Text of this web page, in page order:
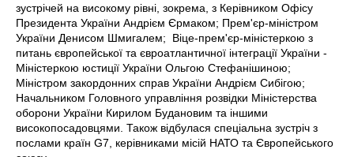
зустрічей на високому рівні, зокрема, з Керівником Офісу
Президента України Андрієм Єрмаком; Прем'єр-міністром
України Денисом Шмигалем; Віце-прем'єр-міністеркою з
питань європейської та євроатлантичної інтеграції України -
Міністеркою юстиції України Ольгою Стефанішиною;
Міністром закордонних справ України Андрієм Сибігою;
Начальником Головного управління розвідки Міністерства
оборони України Кирилом Будановим та іншими
високопосадовцями. Також відбулася спеціальна зустріч з
послами країн G7, керівниками місій НАТО та Європейського